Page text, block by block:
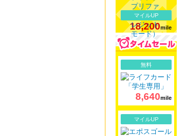
マイルUP
18,200mile
無料
8,640mile
マイルUP